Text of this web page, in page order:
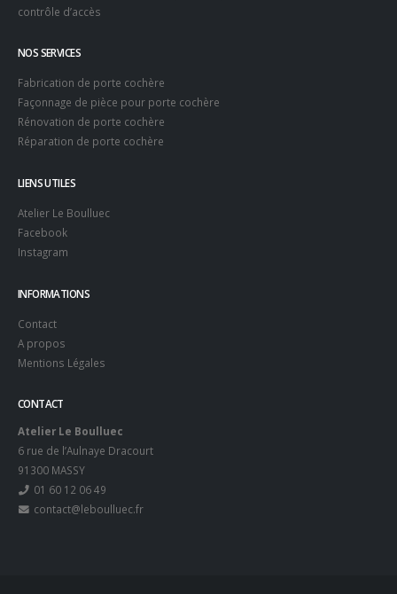
contrôle d’accès
NOS SERVICES
Fabrication de porte cochère
Façonnage de pièce pour porte cochère
Rénovation de porte cochère
Réparation de porte cochère
LIENS UTILES
Atelier Le Boulluec
Facebook
Instagram
INFORMATIONS
Contact
A propos
Mentions Légales
CONTACT
Atelier Le Boulluec
6 rue de l’Aulnaye Dracourt
91300 MASSY
01 60 12 06 49
contact@leboulluec.fr